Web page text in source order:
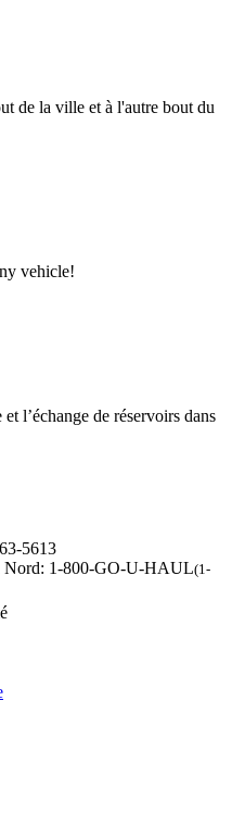
de la ville et à l'autre bout du
vehicle!
l’échange de réservoirs dans
5613
Nord: 1-800-GO-U-HAUL(1-